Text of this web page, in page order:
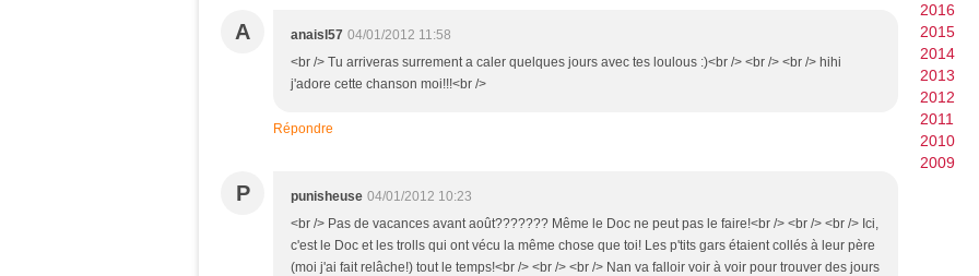
A anaisl57 04/01/2012 11:58
<br /> Tu arriveras surrement a caler quelques jours avec tes loulous :)<br /> <br /> <br /> hihi
j'adore cette chanson moi!!!<br />
Répondre
P punisheuse 04/01/2012 10:23
<br /> Pas de vacances avant août??????? Même le Doc ne peut pas le faire!<br /> <br /> <br /> Ici,
c'est le Doc et les trolls qui ont vécu la même chose que toi! Les p'tits gars étaient collés à leur père
(moi j'ai fait relâche!) tout le temps!<br /> <br /> <br /> Nan va falloir voir à voir pour trouver des jours
2016
2015
2014
2013
2012
2011
2010
2009